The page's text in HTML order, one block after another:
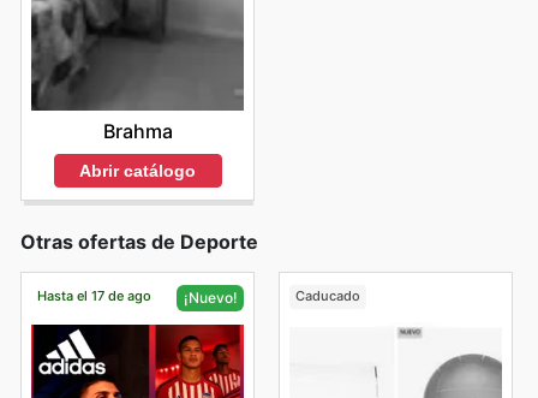
Brahma
Abrir catálogo
Otras ofertas de Deporte
Hasta el 17 de ago ¡Nuevo! Caducado